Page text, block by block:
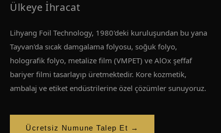
Ülkeye İhracat
Lihyang Foil Technology, 1980'deki kuruluşundan bu yana
Tayvan'da sıcak damgalama folyosu, soğuk folyo,
holografik folyo, metalize film (VMPET) ve AlOx şeffaf
bariyer filmi tasarlayıp üretmektedir. Kore kozmetik,
ambalaj ve etiket endüstrilerine özel çözümler sunuyoruz.
Ücretsiz Numune Talep Et →